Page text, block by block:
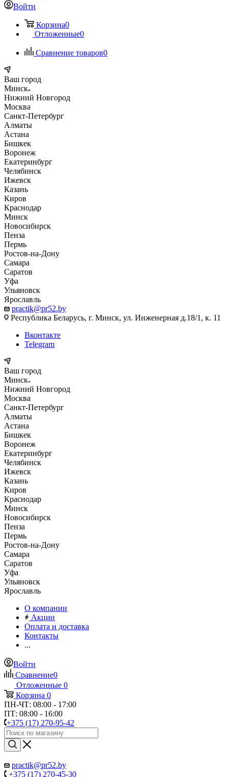
Войти
Корзина0
Отложенные0
Сравнение товаров0
Ваш город
Минск
Нижний Новгород
Москва
Санкт-Петербург
Алматы
Астана
Бишкек
Воронеж
Екатеринбург
Челябинск
Ижевск
Казань
Киров
Краснодар
Минск
Новосибирск
Пенза
Пермь
Ростов-на-Дону
Самара
Саратов
Уфа
Ульяновск
Ярославль
practik@pr52.by
Республика Беларусь, г. Минск, ул. Инженерная д.18/1, к. 11
Вконтакте
Telegram
Ваш город
Минск
Нижний Новгород
Москва
Санкт-Петербург
Алматы
Астана
Бишкек
Воронеж
Екатеринбург
Челябинск
Ижевск
Казань
Киров
Краснодар
Минск
Новосибирск
Пенза
Пермь
Ростов-на-Дону
Самара
Саратов
Уфа
Ульяновск
Ярославль
О компании
Акции
Оплата и доставка
Контакты
...
Войти
Сравнение0
Отложенные 0
Корзина 0
ПН-ЧТ: 08:00 - 17:00
ПТ: 08:00 - 16:00
+375 (17) 270-95-42
practik@pr52.by
+375 (17) 270-45-30